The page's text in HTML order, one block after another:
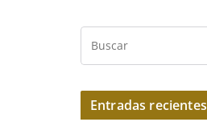
Entradas recientes